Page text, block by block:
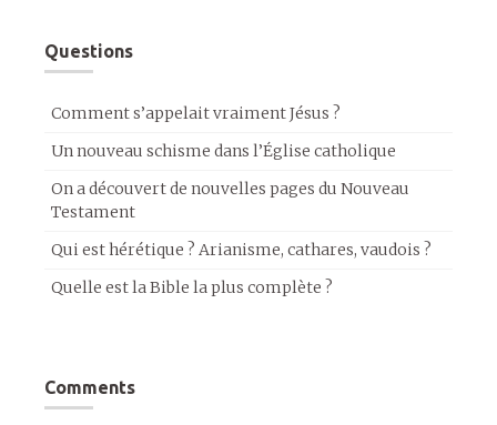
Questions
Comment s’appelait vraiment Jésus ?
Un nouveau schisme dans l’Église catholique
On a découvert de nouvelles pages du Nouveau
Testament
Qui est hérétique ? Arianisme, cathares, vaudois ?
Quelle est la Bible la plus complète ?
Comments